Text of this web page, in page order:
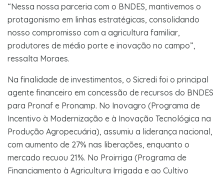
“Nessa nossa parceria com o BNDES, mantivemos o
protagonismo em linhas estratégicas, consolidando
nosso compromisso com a agricultura familiar,
produtores de médio porte e inovação no campo”,
ressalta Moraes.
Na finalidade de investimentos, o Sicredi foi o principal
agente financeiro em concessão de recursos do BNDES
para Pronaf e Pronamp. No Inovagro (Programa de
Incentivo à Modernização e à Inovação Tecnológica na
Produção Agropecuária), assumiu a liderança nacional,
com aumento de 27% nas liberações, enquanto o
mercado recuou 21%. No Proirriga (Programa de
Financiamento à Agricultura Irrigada e ao Cultivo